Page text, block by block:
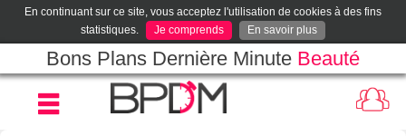
En continuant sur ce site, vous acceptez l'utilisation de cookies à des fins
statistiques.
Je comprends En savoir plus
Bons Plans Dernière Minute Beauté